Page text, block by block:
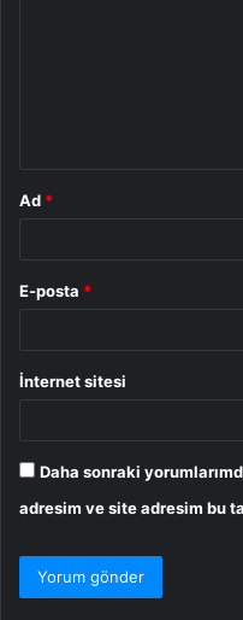
Ad *
E-posta *
İnternet sitesi
Daha sonraki
adresim ve site adresim bu